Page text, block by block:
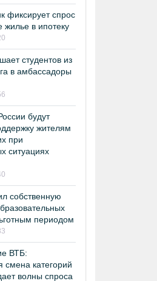
фиксирует спрос
жилье в ипотеку
студентов из
в амбассадоры
будут
жителям
при
ситуациях
собственную
периодом
ВТБ:
смена категорий
волны спроса